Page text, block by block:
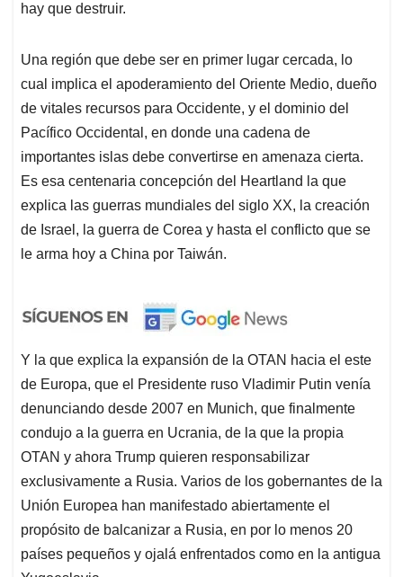
hay que destruir.
Una región que debe ser en primer lugar cercada, lo
cual implica el apoderamiento del Oriente Medio, dueño
de vitales recursos para Occidente, y el dominio del
Pacífico Occidental, en donde una cadena de
importantes islas debe convertirse en amenaza cierta.
Es esa centenaria concepción del Heartland la que
explica las guerras mundiales del siglo XX, la creación
de Israel, la guerra de Corea y hasta el conflicto que se
le arma hoy a China por Taiwán.
Y la que explica la expansión de la OTAN hacia el este
de Europa, que el Presidente ruso Vladimir Putin venía
denunciando desde 2007 en Munich, que finalmente
condujo a la guerra en Ucrania, de la que la propia
OTAN y ahora Trump quieren responsabilizar
exclusivamente a Rusia. Varios de los gobernantes de la
Unión Europea han manifestado abiertamente el
propósito de balcanizar a Rusia, en por lo menos 20
países pequeños y ojalá enfrentados como en la antigua